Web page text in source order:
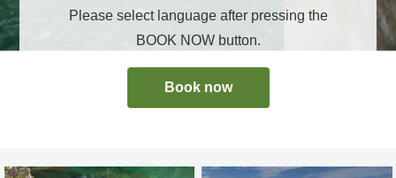
Please select language after pressing the
BOOK NOW button.
Book now